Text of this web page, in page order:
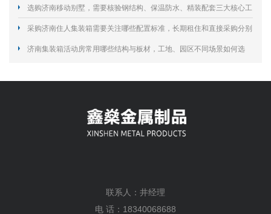
外使用寿命？
选购济南移动别墅，需要核验钢结构、保温防水、精装配套三大核心工
艺规避居住隐患？
采购济南住人集装箱需要关注哪些配置标准，长期租住和直接采购分别
怎么选择？
济南集装箱活动房常用哪些结构与板材，工地、园区不同场景如何选
联系人：井经理
电 话：18340068688